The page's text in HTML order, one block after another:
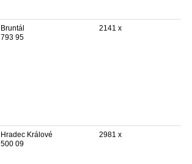
Bruntál
793 95
2141 x
Hradec Králové
500 09
2981 x